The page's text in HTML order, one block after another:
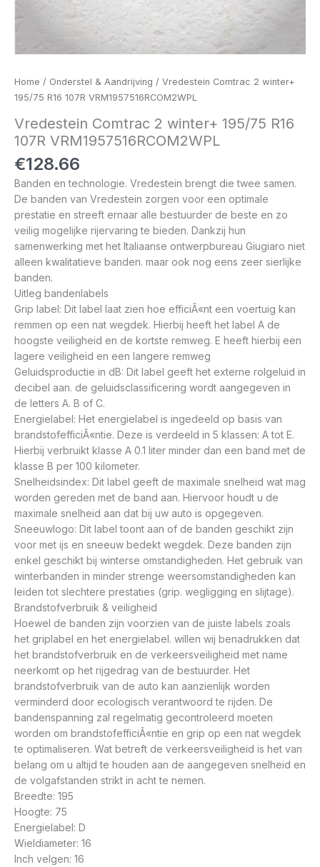
Home / Onderstel & Aandrijving / Vredestein Comtrac 2 winter+
195/75 R16 107R VRM1957516RCOM2WPL
Vredestein Comtrac 2 winter+ 195/75 R16
107R VRM1957516RCOM2WPL
€128.66
Banden en technologie. Vredestein brengt die twee samen.
De banden van Vredestein zorgen voor een optimale
prestatie en streeft ernaar alle bestuurder de beste en zo
veilig mogelijke rijervaring te bieden. Dankzij hun
samenwerking met het Italiaanse ontwerpbureau Giugiaro niet
alleen kwalitatieve banden. maar ook nog eens zeer sierlijke
banden.
Uitleg bandenlabels
Grip label: Dit label laat zien hoe efficiÃ«nt een voertuig kan
remmen op een nat wegdek. Hierbij heeft het label A de
hoogste veiligheid en de kortste remweg. E heeft hierbij een
lagere veiligheid en een langere remweg
Geluidsproductie in dB: Dit label geeft het externe rolgeluid in
decibel aan. de geluidsclassificering wordt aangegeven in
de letters A. B of C.
Energielabel: Het energielabel is ingedeeld op basis van
brandstofefficiÃ«ntie. Deze is verdeeld in 5 klassen: A tot E.
Hierbij verbruikt klasse A 0.1 liter minder dan een band met de
klasse B per 100 kilometer.
Snelheidsindex: Dit label geeft de maximale snelheid wat mag
worden gereden met de band aan. Hiervoor houdt u de
maximale snelheid aan dat bij uw auto is opgegeven.
Sneeuwlogo: Dit label toont aan of de banden geschikt zijn
voor met ijs en sneeuw bedekt wegdek. Deze banden zijn
enkel geschikt bij winterse omstandigheden. Het gebruik van
winterbanden in minder strenge weersomstandigheden kan
leiden tot slechtere prestaties (grip. wegligging en slijtage).
Brandstofverbruik & veiligheid
Hoewel de banden zijn voorzien van de juiste labels zoals
het griplabel en het energielabel. willen wij benadrukken dat
het brandstofverbruik en de verkeersveiligheid met name
neerkomt op het rijgedrag van de bestuurder. Het
brandstofverbruik van de auto kan aanzienlijk worden
verminderd door ecologisch verantwoord te rijden. De
bandenspanning zal regelmatig gecontroleerd moeten
worden om brandstofefficiÃ«ntie en grip op een nat wegdek
te optimaliseren. Wat betreft de verkeersveiligheid is het van
belang om u altijd te houden aan de aangegeven snelheid en
de volgafstanden strikt in acht te nemen.
Breedte: 195
Hoogte: 75
Energielabel: D
Wieldiameter: 16
Inch velgen: 16